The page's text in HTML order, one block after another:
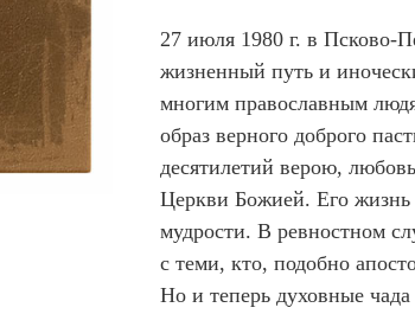
27 июля 1980 г. в Псково-
жизненный путь и
многим православным
образ верного доброго
десятилетий верою,
Церкви Божией. Его жизнь
мудрости. В ревностном
с теми, кто, подобно
Но и теперь духовные